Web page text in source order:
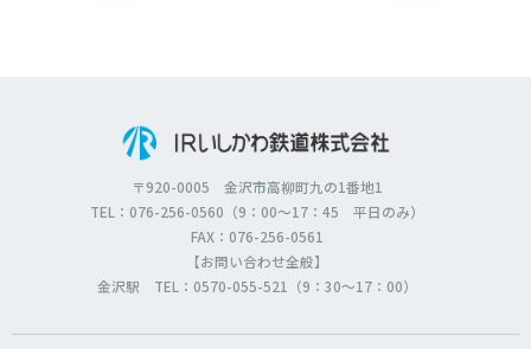
〒920-0005 金沢市高柳町九の1番地1
TEL：076-256-0560（9：00～17：45 平日のみ）
FAX：076-256-0561
【お問い合わせ全般】
金沢駅 TEL：0570-055-521（9：30～17：00）